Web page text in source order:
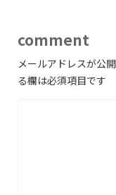
comment
メールアドレスが公
る欄は必須項目です